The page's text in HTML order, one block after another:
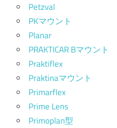
Petzval
PKマウント
Planar
PRAKTICAR Bマウント
Praktiflex
Praktinaマウント
Primarflex
Prime Lens
Primoplan型